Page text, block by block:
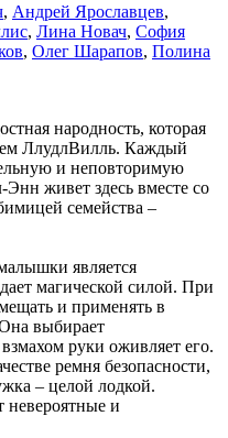
, Андрей Ярославцев,
, Лина Новач, София
, Олег Шарапов, Полина
народность, которая
ЛлудлВилль. Каждый
и неповторимую
живет здесь вместе со
семейства –
является
магической силой. При
и применять в
выбирает
руки оживляет его.
ремня безопасности,
– целой лодкой.
и